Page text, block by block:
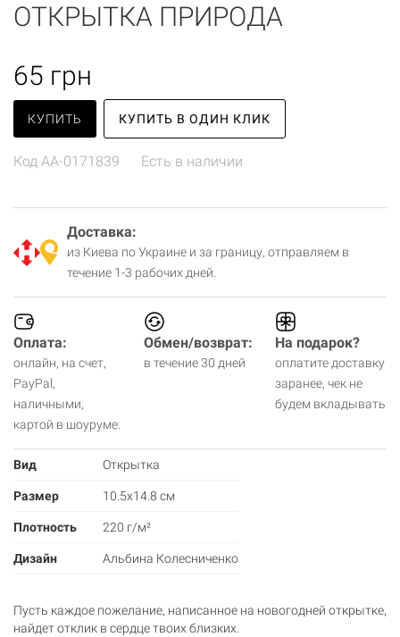
ОТКРЫТКА ПРИРОДА
65 грн
КУПИТЬ КУПИТЬ В ОДИН КЛИК
Код AA-0171839 Есть в наличии
Доставка:
из Киева по Украине и за границу, отправляем в
течение 1-3 рабочих дней.
Оплата:
онлайн, на счет,
PayPal,
наличными,
картой в шоуруме.
Обмен/возврат:
в течение 30 дней
На подарок?
оплатите доставку
заранее, чек не
будем вкладывать
Вид Открытка
Размер 10.5х14.8 см
Плотность 220 г/м²
Дизайн Альбина Колесниченко
Пусть каждое пожелание, написанное на новогодней открытке,
найдет отклик в сердце твоих близких.